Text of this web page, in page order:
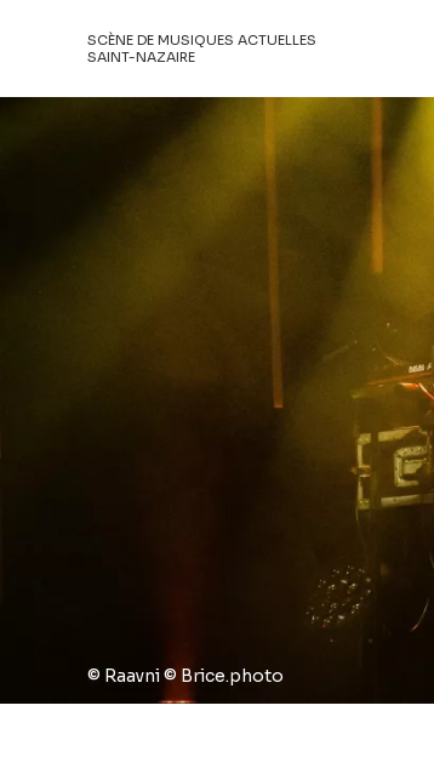
SCÈNE DE MUSIQUES ACTUELLES
SAINT-NAZAIRE
© Raavni © Brice.photo